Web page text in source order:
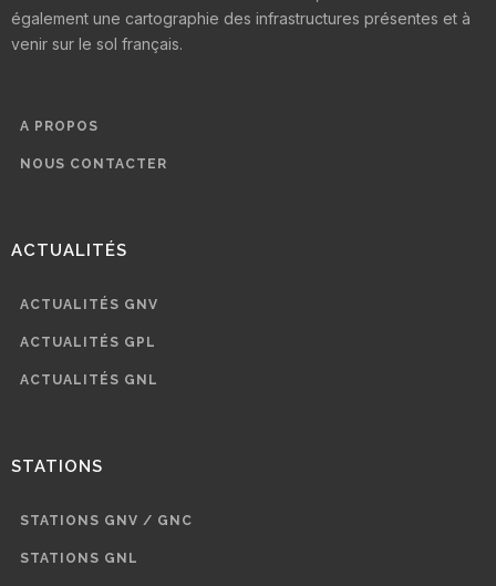
également une cartographie des infrastructures présentes et à
venir sur le sol français.
A PROPOS
NOUS CONTACTER
ACTUALITÉS
ACTUALITÉS GNV
ACTUALITÉS GPL
ACTUALITÉS GNL
STATIONS
STATIONS GNV / GNC
STATIONS GNL